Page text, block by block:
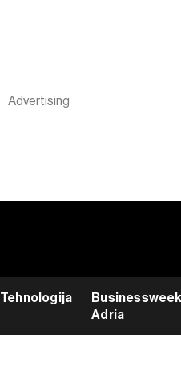
Tehnologija
Businessweek
Adria